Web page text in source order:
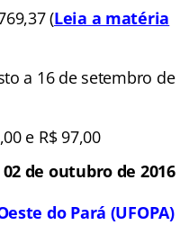
(Leia a matéria
a 16 de setembro de
e R$ 97,00
de outubro de 2016
do Pará (UFOPA)